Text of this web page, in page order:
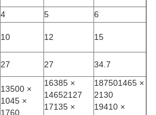
4 5
6
10 12 15
27 27 34.7
13500 ×
1045 ×
1760
16385 ×
14652127
17135 ×
187501465 ×
2130
19410 ×